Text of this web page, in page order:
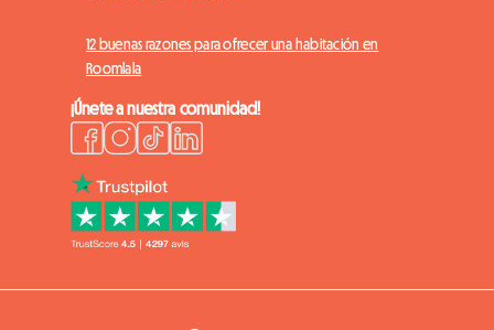
12 buenas razones para ofrecer una habitación en
Roomlala
¡Únete a nuestra comunidad!